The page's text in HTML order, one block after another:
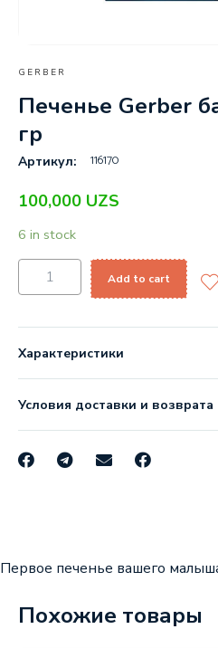
GERBER
Печенье Gerber
гр
Артикул: 116170
100,000 UZS
6 in stock
Add to cart
Характеристики
Условия доставки и возврата
Первое печенье вашего
Похожие товары